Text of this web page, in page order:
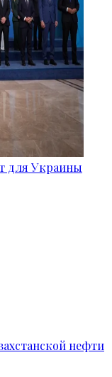
для Украины
нефти